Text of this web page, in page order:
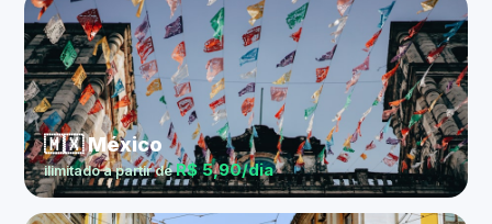
🇲🇽 México
ilimitado a partir deR$ 5,90/dia